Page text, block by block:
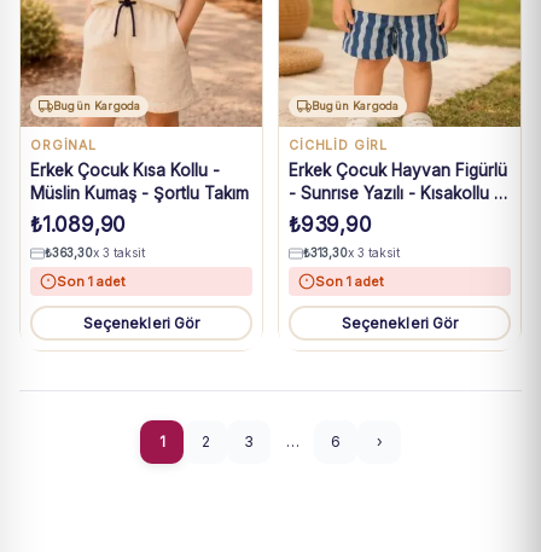
Bugün Kargoda
ORGINAL
Erkek Çocuk Kısa Kollu -
Müslin Kumaş - Şortlu Takım
₺1.089,90
₺363,30x 3 taksit
Son 1 adet
Seçenekleri Gör
Bugün Kargoda
CİCHLİD GİRL
Erkek Çocuk Hayvan Figürlü
- Sunrıse Yazılı - Kısakollu -
Tişörtlü - Şortlu Takım
₺939,90
₺313,30x 3 taksit
Son 1 adet
Seçenekleri Gör
1 2 3 … 6 ›